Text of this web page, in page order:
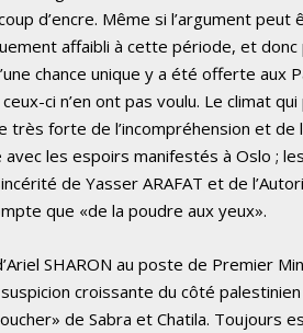
d’encre. Même si l’argument
affaibli à cette période, et donc
chance unique y a été offerte
ci n’en ont pas voulu. Le climat
très forte de l’incompréhension et
les espoirs manifestés à Oslo ;
de Yasser ARAFAT et de
que «de la poudre aux yeux».
SHARON au poste de Premier
croissante du côté
de Sabra et Chatila. Toujours